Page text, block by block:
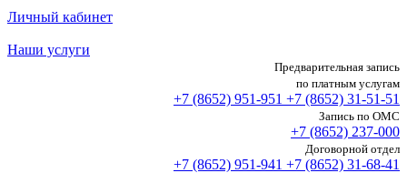
Личный кабинет
Наши услуги
Предварительная запись
по платным услугам
+7 (8652) 951-951 +7 (8652) 31-51-51
Запись по ОМС
+7 (8652) 237-000
Договорной отдел
+7 (8652) 951-941 +7 (8652) 31-68-41